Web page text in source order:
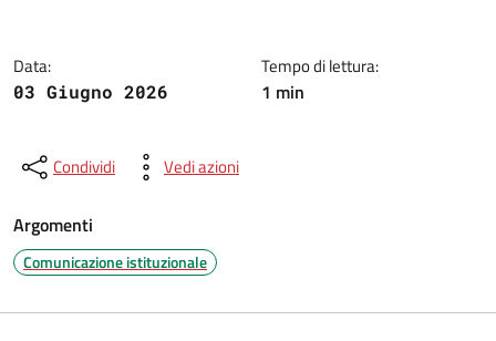
Data:
03 Giugno 2026
Tempo di lettura:
1 min
Condividi Vedi azioni
Argomenti
Comunicazione istituzionale